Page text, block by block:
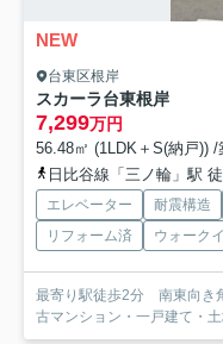
NEW
台東区根岸
スカーラ台東根岸
7,299万円
56.48㎡ (1LDK＋S(納戸)) /
日比谷線「三ノ輪」駅
エレベーター 耐震構造
リフォーム済
ウォーク
最寄り駅徒歩2分 南東向き
古マンション・一戸建て・